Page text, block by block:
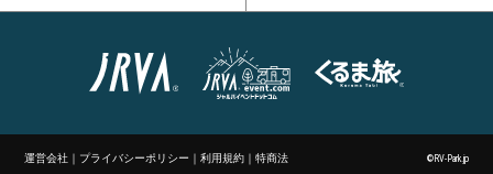
運営会社 ｜ プライバシーポリシー ｜利用規約 ｜特商法 ©RV-Park.jp